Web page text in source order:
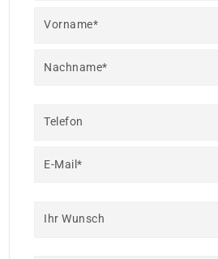
Vorname*
Nachname*
Telefon
E-Mail*
Ihr Wunsch